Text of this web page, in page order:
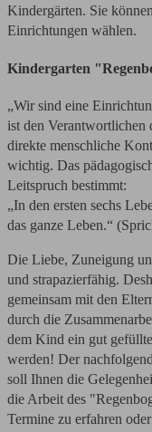
Kindergärten. Sie
Einrichtungen wählen.
Kindergarten
„Wir sind eine
ist den Verantwortlichen
direkte menschliche
wichtig. Das
Leitspruch bestimmt:
„In den ersten sechs
das ganze Leben.“
Die Liebe, Zuneigung
und strapazierfähig.
gemeinsam mit den
durch die
dem Kind ein gut
werden! Der
soll Ihnen die
die Arbeit des
Termine zu erfahren